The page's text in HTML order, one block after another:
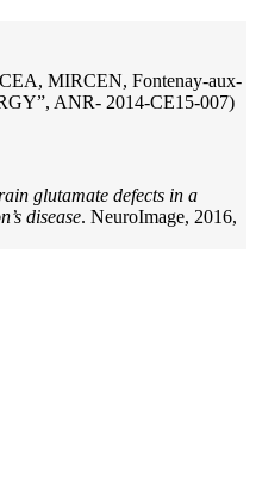
MIRCEN, Fontenay-aux-
ANR- 2014-CE15-007)
glutamate defects in a
disease. NeuroImage, 2016,